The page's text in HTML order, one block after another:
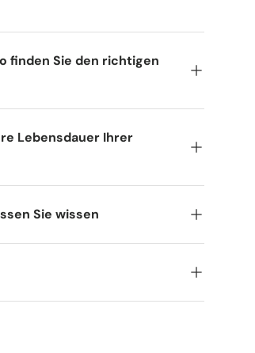
finden Sie den richtigen
Lebensdauer Ihrer
Sie wissen